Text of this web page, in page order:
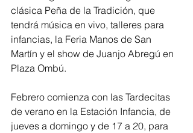
clásica Peña de la Tradición, que
tendrá música en vivo, talleres para
infancias, la Feria Manos de San
Martín y el show de Juanjo Abregú en
Plaza Ombú.
Febrero comienza con las Tardecitas
de verano en la Estación Infancia, de
jueves a domingo y de 17 a 20, para